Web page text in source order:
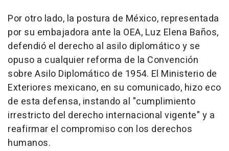
Por otro lado, la postura de México, representada
por su embajadora ante la OEA, Luz Elena Baños,
defendió el derecho al asilo diplomático y se
opuso a cualquier reforma de la Convención
sobre Asilo Diplomático de 1954. El Ministerio de
Exteriores mexicano, en su comunicado, hizo eco
de esta defensa, instando al "cumplimiento
irrestricto del derecho internacional vigente" y a
reafirmar el compromiso con los derechos
humanos.